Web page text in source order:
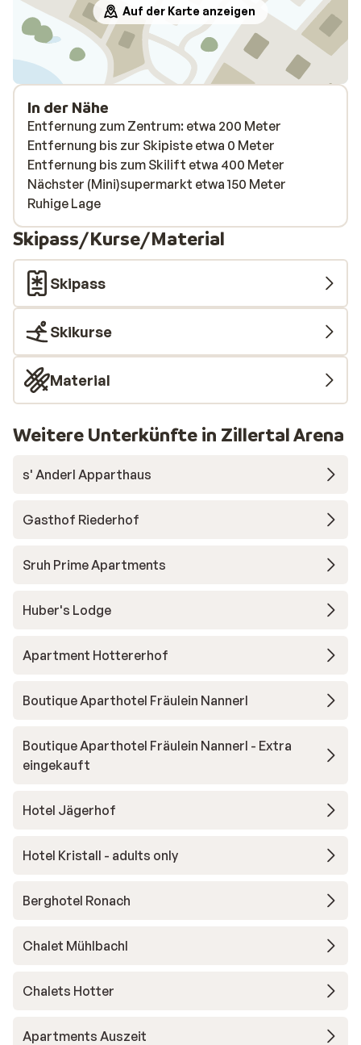
Auf der Karte anzeigen
In der Nähe
Entfernung zum Zentrum: etwa 200 Meter
Entfernung bis zur Skipiste etwa 0 Meter
Entfernung bis zum Skilift etwa 400 Meter
Nächster (Mini)supermarkt etwa 150 Meter
Ruhige Lage
Skipass/Kurse/Material
Skipass
Skikurse
Material
Weitere Unterkünfte in Zillertal Arena
s' Anderl Apparthaus
Gasthof Riederhof
Sruh Prime Apartments
Huber's Lodge
Apartment Hottererhof
Boutique Aparthotel Fräulein Nannerl
Boutique Aparthotel Fräulein Nannerl - Extra
eingekauft
Hotel Jägerhof
Hotel Kristall - adults only
Berghotel Ronach
Chalet Mühlbachl
Chalets Hotter
Apartments Auszeit